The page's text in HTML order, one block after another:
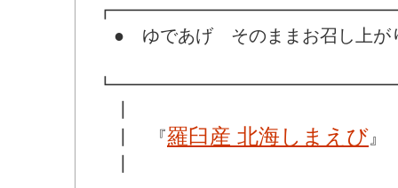
● ゆであげ そのままお召し上が
┃ 『羅臼産 北海しまえび 』